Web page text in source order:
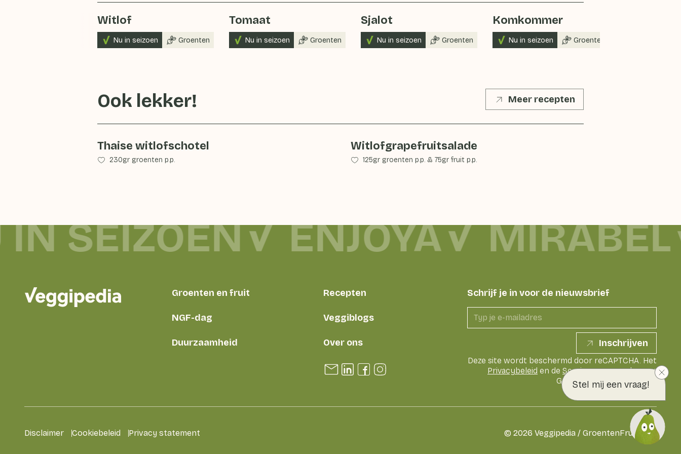
Stel mij een vraag!
Witlof
Nu in seizoen Groenten
Tomaat
Nu in seizoen Groenten
Sjalot
Nu in seizoen Groenten
Komkommer
Nu in seizoen Groenten
Ook lekker! Meer recepten
Thaise witlofschotel
230gr groenten p.p.
Witlofgrapefruitsalade
125gr groenten p.p. & 75gr fruit p.p.
SEIZOEN ENJOYA MIRABEL
Groenten en fruit Recepten
NGF-dag Veggiblogs
Duurzaamheid Over ons
Schrijf je in voor de nieuwsbrief
Inschrijven
Deze site wordt beschermd door reCAPTCHA. Het
Privacybeleid en de Servicevoorwaardenvan
Google zijn van toepassing
Disclaimer Cookiebeleid Privacy statement © 2026 Veggipedia / GroentenFruit Huis